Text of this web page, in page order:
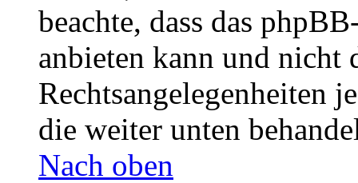
beachte, dass das
anbieten kann und
Rechtsangelegenheiten
die weiter unten
Nach oben